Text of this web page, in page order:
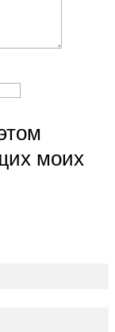
моих